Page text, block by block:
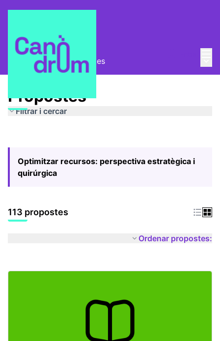
Pla Estratègic Propostes
Propostes
Filtrar i cercar
Optimitzar recursos: perspectiva estratègica i
quirúrgica
113 propostes
Ordenar propostes: